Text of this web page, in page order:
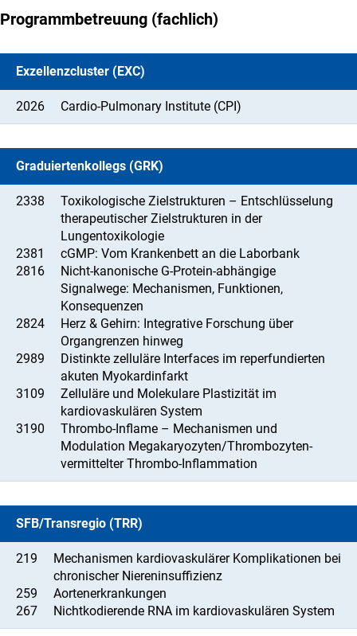
Programmbetreuung (fachlich)
Exzellenzcluster (EXC)
2026 Cardio-Pulmonary Institute (CPI)
Graduiertenkollegs (GRK)
2338
Toxikologische Zielstrukturen – Entschlüsselung
therapeutischer Zielstrukturen in der
Lungentoxikologie
2381
cGMP: Vom Krankenbett an die Laborbank
2816
Nicht-kanonische G-Protein-abhängige
Signalwege: Mechanismen, Funktionen,
Konsequenzen
2824
Herz & Gehirn: Integrative Forschung über
Organgrenzen hinweg
2989
Distinkte zelluläre Interfaces im reperfundierten
akuten Myokardinfarkt
3109
Zelluläre und Molekulare Plastizität im
kardiovaskulären System
3190
Thrombo-Inflame – Mechanismen und
Modulation Megakaryozyten/Thrombozyten-
vermittelter Thrombo-Inflammation
SFB/Transregio (TRR)
219
Mechanismen kardiovaskulärer Komplikationen bei
chronischer Niereninsuffizienz
259
Aortenerkrankungen
267
Nichtkodierende RNA im kardiovaskulären System